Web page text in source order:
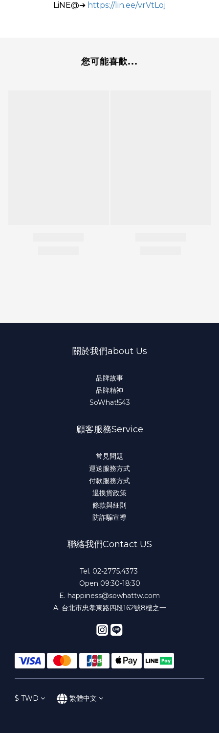
LiNE@➔ https://lin.ee/vrVtLoj
您可能喜歡...
關於我們about Us
品牌故事
品牌精神
SoWhat!543
顧客服務Service
常見問題
運送服務方式
付款服務方式
退換貨政策
條款與細則
防詐騙宣導
聯絡我們Contact US
Tel. 02-2775.4373
Open 09:30-18:30
E. happiness@sowhattw.com
A. 台北市忠孝東路四段162號8樓之一
$ TWD 繁體中文